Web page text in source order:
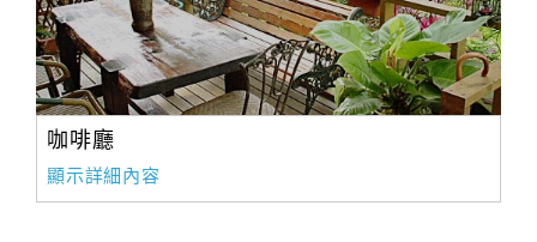
咖啡廳
顯示詳細內容